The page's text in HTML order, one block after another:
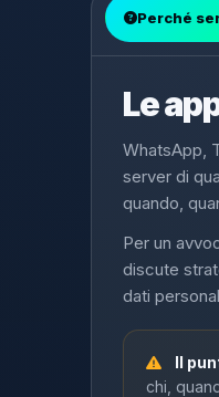
Perché
Le
WhatsApp,
server di
quando,
Per un
discute
dati
Il
chi,